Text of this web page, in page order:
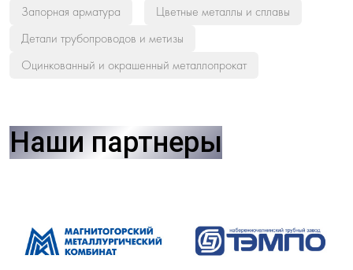
Запорная арматура
Цветные металлы и сплавы
Детали трубопроводов и метизы
Оцинкованный и окрашенный металлопрокат
Наши партнеры